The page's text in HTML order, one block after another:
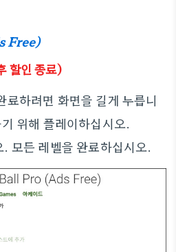
Free)
할인 종료)
료하려면 화면을 길게 누릅니
위해 플레이하십시오.
모든 레벨을 완료하십시오.